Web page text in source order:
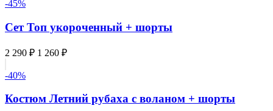
-45%
Сет Топ укороченный + шорты
2 290 ₽ 1 260 ₽
-40%
Костюм Летний рубаха с воланом + шорты